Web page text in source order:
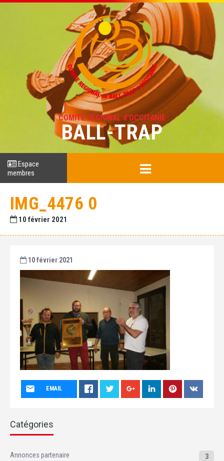
COMITÉ RÉGIONAL d'OCCITANIE
BALL-TRAP
Espace
membres
IMG_4476 0
10 février 2021
10 février 2021
EMAIL
Catégories
Annonces partenaire 3